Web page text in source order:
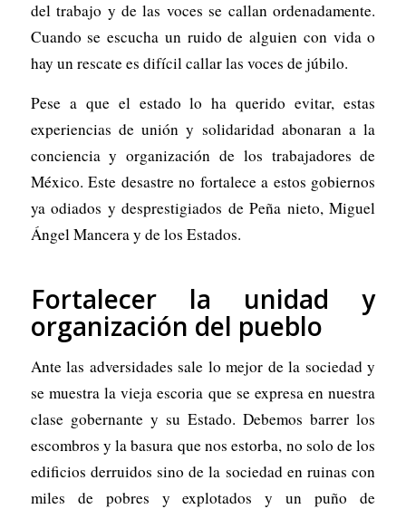
del trabajo y de las voces se callan ordenadamente.
Cuando se escucha un ruido de alguien con vida o
hay un rescate es difícil callar las voces de júbilo.
Pese a que el estado lo ha querido evitar, estas
experiencias de unión y solidaridad abonaran a la
conciencia y organización de los trabajadores de
México. Este desastre no fortalece a estos gobiernos
ya odiados y desprestigiados de Peña nieto, Miguel
Ángel Mancera y de los Estados.
Fortalecer la unidad y
organización del pueblo
Ante las adversidades sale lo mejor de la sociedad y
se muestra la vieja escoria que se expresa en nuestra
clase gobernante y su Estado. Debemos barrer los
escombros y la basura que nos estorba, no solo de los
edificios derruidos sino de la sociedad en ruinas con
miles de pobres y explotados y un puño de